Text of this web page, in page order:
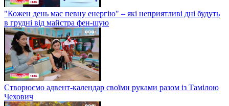
"Кожен день має певну енергію" – які неприятливі дні будуть
в грудні від майстра фен-шую
Створюємо адвент-календар своїми руками разом із Тамілою
Чехович